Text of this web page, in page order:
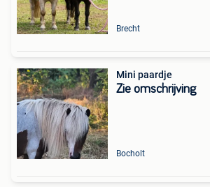
Brecht
Mini paardje
Zie omschrijving
Bocholt